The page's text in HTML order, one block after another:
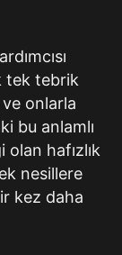
tek tebrik
ve onlarla
bu anlamlı
hafızlık
nesillere
kez daha